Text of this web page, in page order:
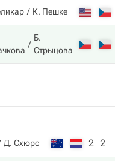
К. Пешке
Б.
Стрыцова
Д. Схюрс 2 2